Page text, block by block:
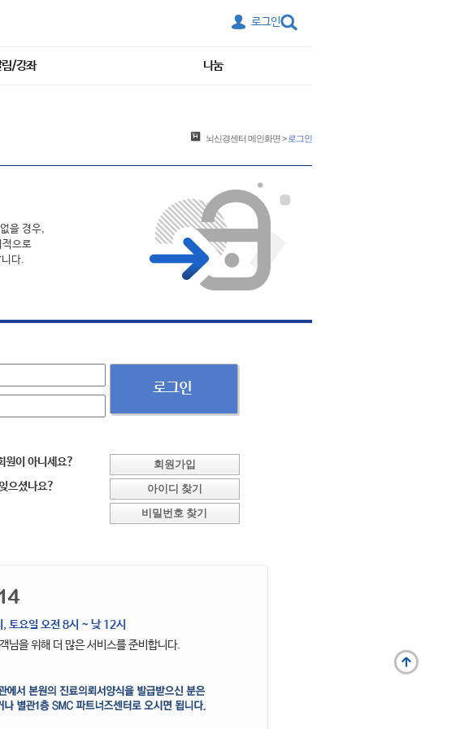
로그인
/강좌 나눔
뇌신경센터메인화면> 로그인
을 경우,
으로
다.
원이 아니세요? 회원가입
으셨나요? 아이디 찾기
비밀번호 찾기
토요일 오전 8시 ~ 낮 12시
님을 위해 더 많은 서비스를 준비합니다.